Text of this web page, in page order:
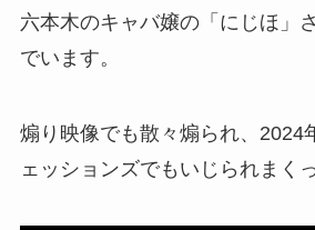
六本木のキャバ嬢の「にじほ」
でいます。
煽り映像でも散々煽られ、2024
ェッションズでもいじられまく